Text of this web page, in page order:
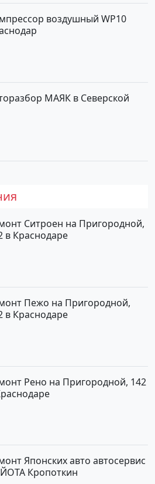
воздушный WP10
МАЯК в Северской
Ситроен на Пригородной,
в Краснодаре
Пежо на Пригородной,
в Краснодаре
Рено на Пригородной, 142
Японских авто автосервис
Кропоткин